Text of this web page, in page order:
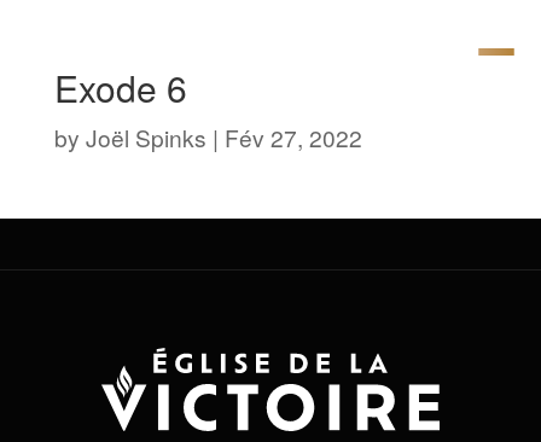
Exode 6
by Joël Spinks | Fév 27, 2022